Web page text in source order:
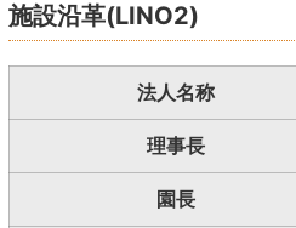
施設沿革(LINO2)
法人名称
理事長
園長